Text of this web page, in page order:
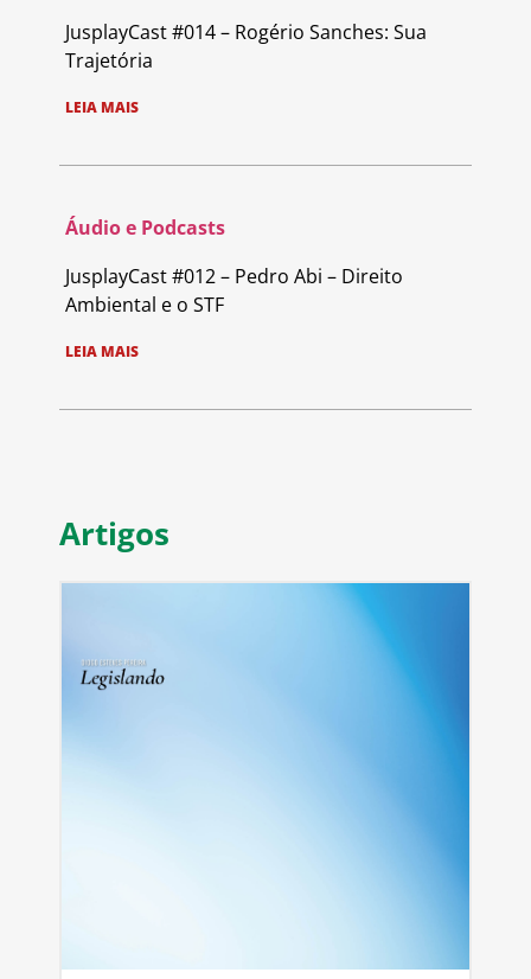
JusplayCast #014 – Rogério Sanches: Sua
Trajetória
LEIA MAIS
Áudio e Podcasts
JusplayCast #012 – Pedro Abi – Direito
Ambiental e o STF
LEIA MAIS
Artigos